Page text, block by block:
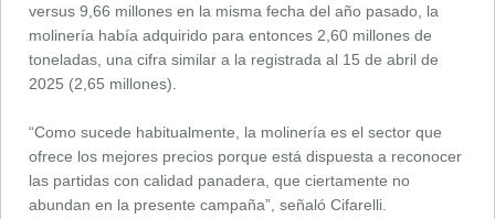
versus 9,66 millones en la misma fecha del año pasado, la
molinería había adquirido para entonces 2,60 millones de
toneladas, una cifra similar a la registrada al 15 de abril de
2025 (2,65 millones).
“Como sucede habitualmente, la molinería es el sector que
ofrece los mejores precios porque está dispuesta a reconocer
las partidas con calidad panadera, que ciertamente no
abundan en la presente campaña”, señaló Cifarelli.